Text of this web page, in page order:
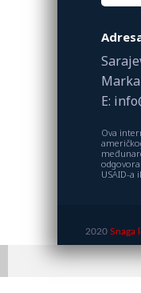
E:
Ova
USAID-a
2020 Snaga